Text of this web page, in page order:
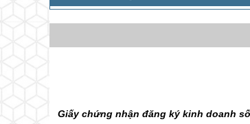
Giấy chứng nhận đăng ký kinh doanh